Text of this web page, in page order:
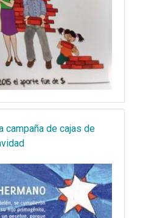
campaña de cajas de